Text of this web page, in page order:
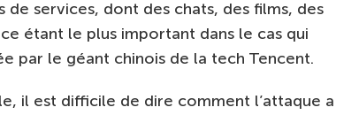
services, dont des chats, des films, des
étant le plus important dans le cas qui
par le géant chinois de la tech Tencent.
il est difficile de dire comment l’attaque a